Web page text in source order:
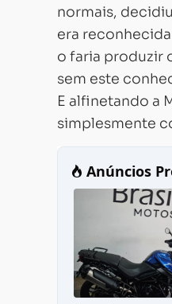
normais,
era
o faria produzir
sem este
E alfinetando a
simplesmente